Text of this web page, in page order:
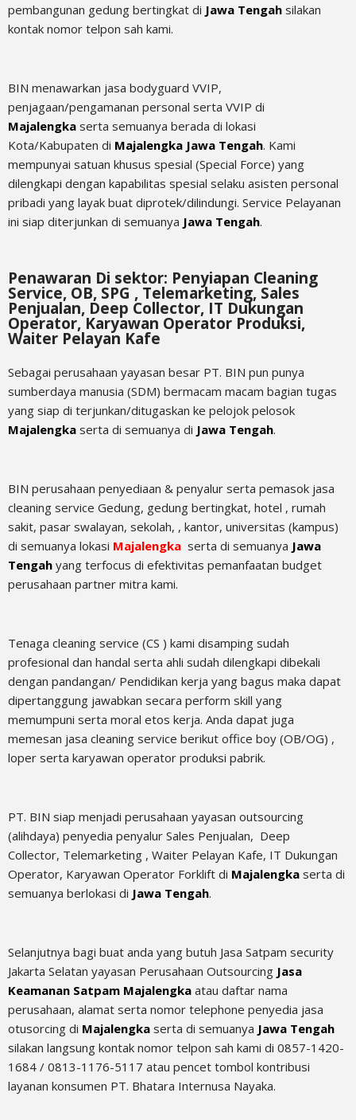
pembangunan gedung bertingkat di Jawa Tengah silakan
kontak nomor telpon sah kami.
BIN menawarkan jasa bodyguard VVIP,
penjagaan/pengamanan personal serta VVIP di
Majalengka serta semuanya berada di lokasi
Kota/Kabupaten di Majalengka Jawa Tengah. Kami
mempunyai satuan khusus spesial (Special Force) yang
dilengkapi dengan kapabilitas spesial selaku asisten personal
pribadi yang layak buat diprotek/dilindungi. Service Pelayanan
ini siap diterjunkan di semuanya Jawa Tengah.
Penawaran Di sektor: Penyiapan Cleaning
Service, OB, SPG , Telemarketing, Sales
Penjualan, Deep Collector, IT Dukungan
Operator, Karyawan Operator Produksi,
Waiter Pelayan Kafe
Sebagai perusahaan yayasan besar PT. BIN pun punya
sumberdaya manusia (SDM) bermacam macam bagian tugas
yang siap di terjunkan/ditugaskan ke pelojok pelosok
Majalengka serta di semuanya di Jawa Tengah.
BIN perusahaan penyediaan & penyalur serta pemasok jasa
cleaning service Gedung, gedung bertingkat, hotel , rumah
sakit, pasar swalayan, sekolah, , kantor, universitas (kampus)
di semuanya lokasi Majalengka serta di semuanya Jawa
Tengah yang terfocus di efektivitas pemanfaatan budget
perusahaan partner mitra kami.
Tenaga cleaning service (CS ) kami disamping sudah
profesional dan handal serta ahli sudah dilengkapi dibekali
dengan pandangan/ Pendidikan kerja yang bagus maka dapat
dipertanggung jawabkan secara perform skill yang
memumpuni serta moral etos kerja. Anda dapat juga
memesan jasa cleaning service berikut office boy (OB/OG) ,
loper serta karyawan operator produksi pabrik.
PT. BIN siap menjadi perusahaan yayasan outsourcing
(alihdaya) penyedia penyalur Sales Penjualan, Deep
Collector, Telemarketing , Waiter Pelayan Kafe, IT Dukungan
Operator, Karyawan Operator Forklift di Majalengka serta di
semuanya berlokasi di Jawa Tengah.
Selanjutnya bagi buat anda yang butuh Jasa Satpam security
Jakarta Selatan yayasan Perusahaan Outsourcing Jasa
Keamanan Satpam Majalengka atau daftar nama
perusahaan, alamat serta nomor telephone penyedia jasa
otusorcing di Majalengka serta di semuanya Jawa Tengah
silakan langsung kontak nomor telpon sah kami di 0857-1420-
1684 / 0813-1176-5117 atau pencet tombol kontribusi
layanan konsumen PT. Bhatara Internusa Nayaka.